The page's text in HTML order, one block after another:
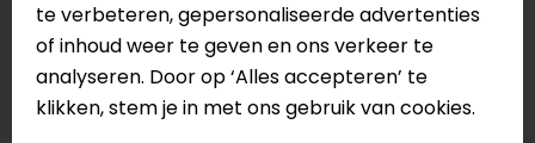
Meer informatie nodig?
Heb je meer informatie nodig over dit product?
contact
met ons op of kom langs in één
te verbeteren, gepersonaliseerde advertenties
of inhoud weer te geven en ons verkeer te
analyseren. Door op ‘Alles accepteren’ te
klikken, stem je in met ons gebruik van cookies.